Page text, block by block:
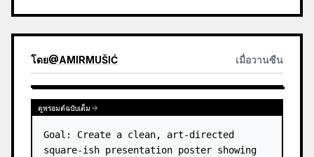
โดย@AMIRMUŠIĆ เมื่อวานซืน
ดูพรอมต์ฉบับเต็ม
Goal: Create a clean, art-directed
square-ish presentation poster showing